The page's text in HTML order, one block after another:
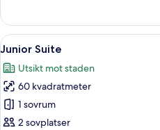
King
Bed
Öppna
alla
foton
för
Junior
Suite
7
Junior Suite
Utsikt mot staden
60 kvadratmeter
1 sovrum
2 sovplatser